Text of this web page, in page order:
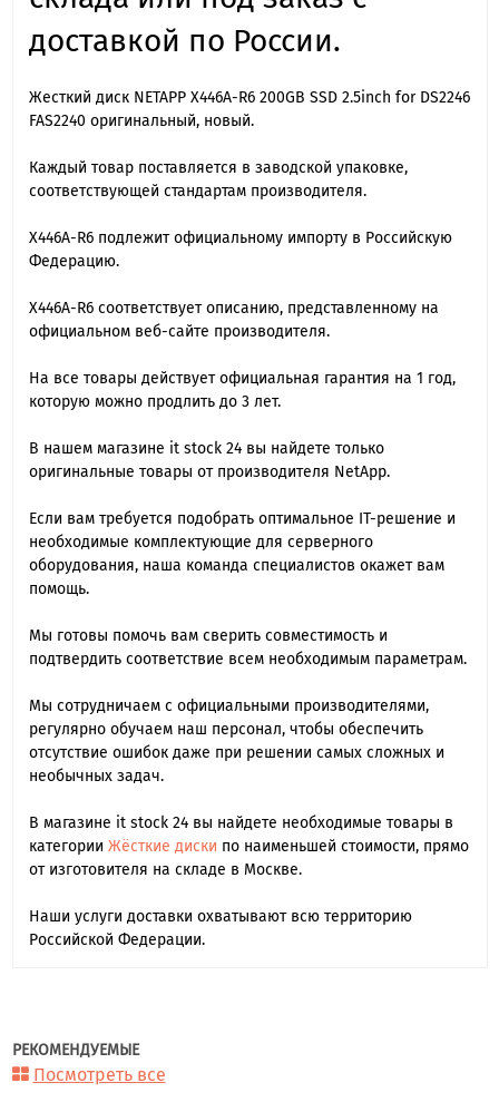
доставкой по России.
Жесткий диск NETAPP X446A-R6 200GB SSD 2.5inch for DS2246
FAS2240 оригинальный, новый.
Каждый товар поставляется в заводской упаковке,
соответствующей стандартам производителя.
X446A-R6 подлежит официальному импорту в Российскую
Федерацию.
X446A-R6 cоответствует описанию, представленному на
официальном веб-сайте производителя.
На все товары действует официальная гарантия на 1 год,
которую можно продлить до 3 лет.
В нашем магазине it stock 24 вы найдете только
оригинальные товары от производителя NetApp.
Если вам требуется подобрать оптимальное IT-решение и
необходимые комплектующие для серверного
оборудования, наша команда специалиcтов окажет вам
помощь.
Мы готовы помочь вам сверить совместимость и
подтвердить соответствие всем необходимым параметрам.
Мы сотрудничаем с официальными производителями,
регулярно обучаем наш персонал, чтобы обеспечить
отсутствие ошибок даже при решении самых сложных и
необычных задач.
В магазине it stock 24 вы найдете необходимые товары в
категории Жёсткие диски по наименьшей стоимости, прямо
от изготовителя на складе в Москве.
Наши услуги доставки охватывают всю территорию
Российской Федерации.
РЕКОМЕНДУЕМЫЕ
Посмотреть все